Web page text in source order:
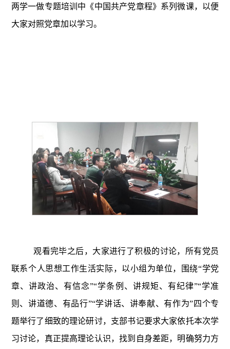
两学一做专题培训中《中国共产党章程》系列微课，以便
大家对照党章加以学习。
观看完毕之后，大家进行了积极的讨论，所有党员
联系个人思想工作生活实际，以小组为单位，围绕“学党
章、讲政治、有信念”“学条例、讲规矩、有纪律”“学准
则、讲道德、有品行”“学讲话、讲奉献、有作为”四个专
题举行了细致的理论研讨，支部书记要求大家依托本次学
习讨论，真正提高理论认识，找到自身差距，明确努力方